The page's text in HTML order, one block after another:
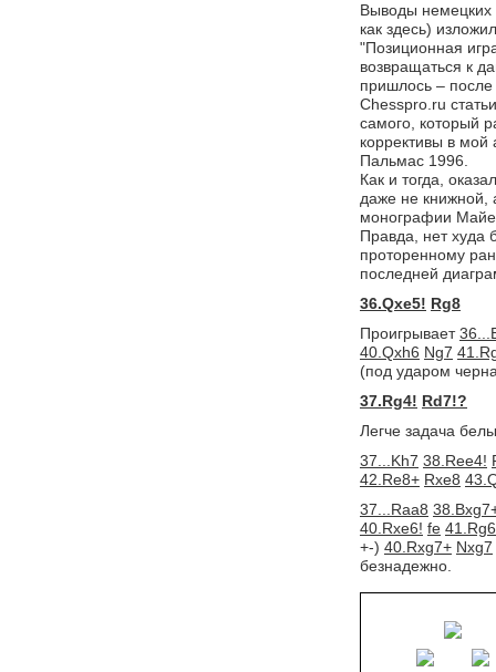
Выводы немецких
как здесь)
"Позиционная
возвращаться к
пришлось – после
Chesspro.ru
самого, который
коррективы в
Пальмас 1996.
Как и тогда,
даже не книжной,
монографии
Правда, нет худа
проторенному
последней
36.Qxe5! Rg8
Проигрывает
40.Qxh6 Ng7
(под ударом
37.Rg4! Rd7!?
Легче задача
37...Kh7 38.Ree4!
42.Re8+ Rxe8
37...Raa8
40.Rxe6! fe
+-) 40.Rxg7+ Nxg7
безнадежно.